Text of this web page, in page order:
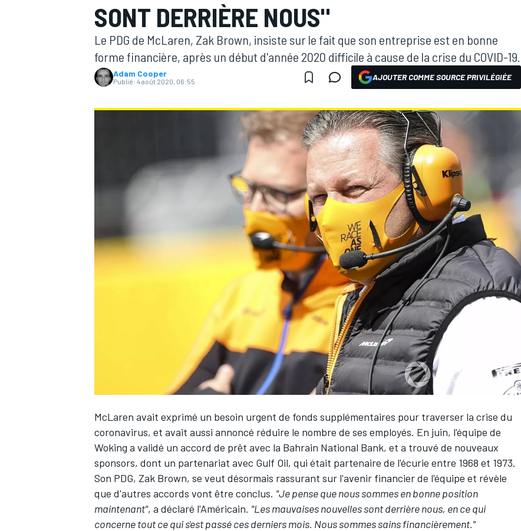
WEC
SONT DERRIÈRE NOUS"
Le PDG de McLaren, Zak Brown, insiste sur le fait que son entreprise est en bonne
forme financière, après un début d'année 2020 difficile à cause de la crise du COVID-19.
Adam Cooper
Publié: 4 août 2020, 06:55 AJOUTER COMME SOURCE PRIVILÉGIÉE
McLaren avait exprimé un besoin urgent de fonds supplémentaires pour traverser la crise du
coronavirus, et avait aussi annoncé réduire le nombre de ses employés. En juin, l'équipe de
Woking a validé un accord de prêt avec la Bahrain National Bank, et a trouvé de nouveaux
sponsors, dont un partenariat avec Gulf Oil, qui était partenaire de l'écurie entre 1968 et 1973.
Son PDG, Zak Brown, se veut désormais rassurant sur l'avenir financier de l'équipe et révèle
que d'autres accords vont être conclus. "Je pense que nous sommes en bonne position
maintenant", a déclaré l'Américain. "Les mauvaises nouvelles sont derrière nous, en ce qui
concerne tout ce qui s'est passé ces derniers mois. Nous sommes sains financièrement."